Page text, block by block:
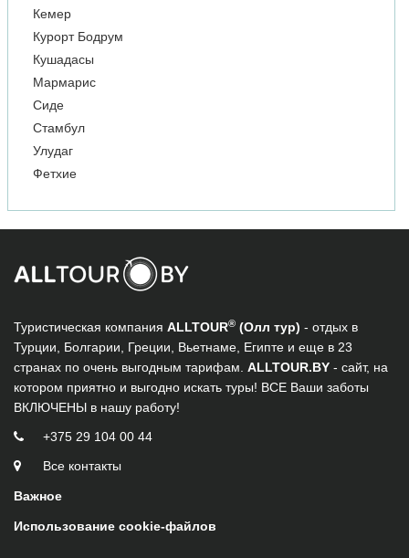
Кемер
Курорт Бодрум
Кушадасы
Мармарис
Сиде
Стамбул
Улудаг
Фетхие
Туристическая компания ALLTOUR® (Олл тур) - отдых в
Турции, Болгарии, Греции, Вьетнаме, Египте и еще в 23
странах по очень выгодным тарифам. ALLTOUR.BY - сайт, на
котором приятно и выгодно искать туры! ВСЕ Ваши заботы
ВКЛЮЧЕНЫ в нашу работу!
+375 29 104 00 44
Все контакты
Важное
Использование cookie-файлов